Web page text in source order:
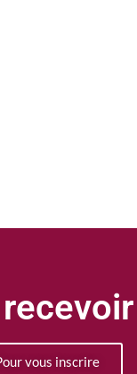
vous inscrire